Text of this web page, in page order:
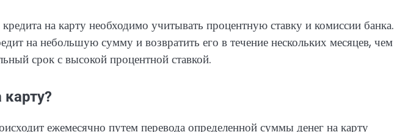
на карту необходимо учитывать процентную ставку и комиссии банка.
на небольшую сумму и возвратить его в течение нескольких месяцев, чем
срок с высокой процентной ставкой.
ежемесячно путем перевода определенной суммы денег на карту